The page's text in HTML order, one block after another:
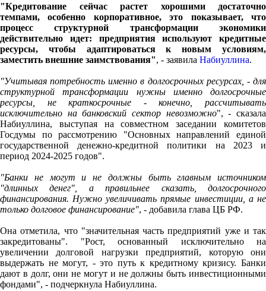
"Кредитование сейчас растет хорошими достаточно
темпами, особенно корпоративное, это показывает, что
процесс структурной трансформации экономики
действительно идет: предприятия используют кредитные
ресурсы, чтобы адаптироваться к новым условиям,
заместить внешние заимствования", - заявила Набиуллина.
"Учитывая потребность именно в долгосрочных ресурсах, - для
структурной трансформации нужны именно долгосрочные
ресурсы, не краткосрочные - конечно, рассчитывать
исключительно на банковский сектор невозможно", - сказала
Набиуллина, выступая на совместном заседании комитетов
Госдумы по рассмотрению "Основных направлений единой
государственной денежно-кредитной политики на 2023 и
период 2024-2025 годов".
"Банки не могут и не должны быть главным источником
"длинных денег", а правильнее сказать, долгосрочного
финансирования. Нужно увеличивать прямые инвестиции, а не
только долговое финансирование", - добавила глава ЦБ РФ.
Она отметила, что "значительная часть предприятий уже и так
закредитованы". "Рост, основанный исключительно на
увеличении долговой нагрузки предприятий, которую они
выдержать не могут, - это путь к кредитному кризису. Банки
дают в долг, они не могут и не должны быть инвестиционными
фондами", - подчеркнула Набиуллина.